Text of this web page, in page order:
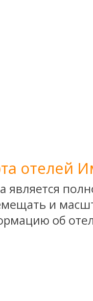
отелей
является
и
об